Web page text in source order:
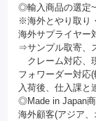
◎輸入商品の選定
※海外とやり取り
海外サプライヤー
⇒サンプル取寄、
クレーム対応、
フォワーダー対応
入荷後、仕入課と
◎Made in Japan
海外顧客(アジア